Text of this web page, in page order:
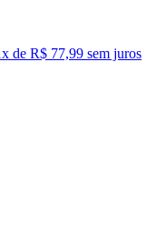
x de R$ 77,99 sem juros